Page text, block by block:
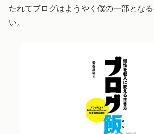
たれてブログはようやく僕の一部とな
い。